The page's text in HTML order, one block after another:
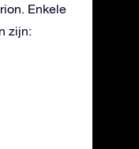
Enkele
zijn: